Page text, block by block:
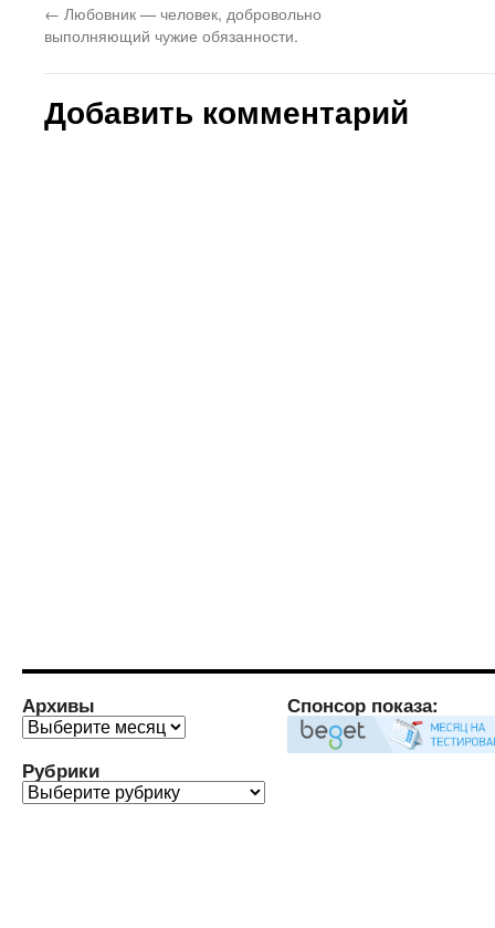
← Любовник — человек, добровольно
выполняющий чужие обязанности.
Добавить комментарий
Архивы
Архивы
Рубрики
Рубрики
Спонсор показа: